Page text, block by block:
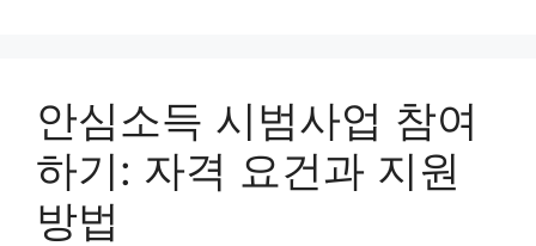
안심소득 시범사업 참여
하기: 자격 요건과 지원
방법